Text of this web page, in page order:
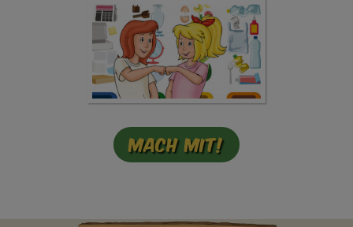
Mach mit!